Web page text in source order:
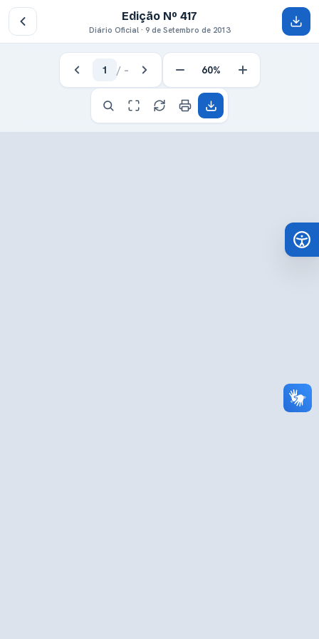
Edição Nº 417
Diário Oficial · 9 de Setembro de 2013
1 / – 60%